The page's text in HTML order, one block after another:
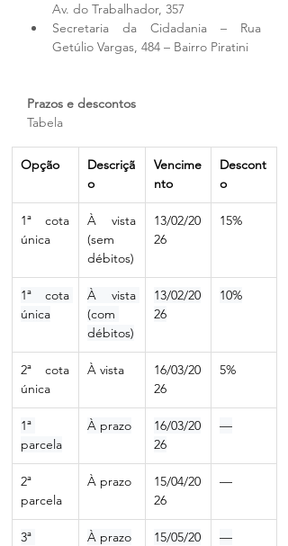
Av. do Trabalhador, 357
Secretaria da Cidadania – Rua
Getúlio Vargas, 484 – Bairro Piratini
Prazos e descontos
Tabela
Opção
Descriçã
o
Vencime
nto
Descont
o
1ª cota
única
À vista
(sem
débitos)
13/02/20
26
15%
1ª cota
única
À vista
(com
débitos)
13/02/20
26
10%
2ª cota
única
À vista
16/03/20
26
5%
1ª
parcela
À prazo
16/03/20
26
—
2ª
parcela
À prazo
15/04/20
26
—
3ª
À prazo
15/05/20
—